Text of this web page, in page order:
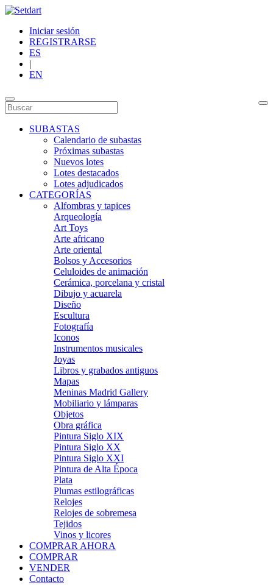
Iniciar sesión
REGISTRARSE
ES
|
EN
SUBASTAS
Calendario de subastas
Próximas subastas
Nuevos lotes
Lotes destacados
Lotes adjudicados
CATEGORÍAS
Alfombras y tapices
Arqueología
Art Toys
Arte africano
Arte oriental
Bolsos y Accesorios
Celuloides de animación
Cerámica, porcelana y cristal
Dibujo y acuarela
Diseño
Escultura
Fotografía
Iconos
Instrumentos musicales
Joyas
Libros y grabados antiguos
Mapas
Meninas Madrid Gallery
Mobiliario y lámparas
Objetos
Obra gráfica
Pintura Siglo XIX
Pintura Siglo XX
Pintura Siglo XXI
Pintura de Alta Época
Plata
Plumas estilográficas
Relojes
Relojes de sobremesa
Tejidos
Vinos y licores
COMPRAR AHORA
COMPRAR
VENDER
Contacto